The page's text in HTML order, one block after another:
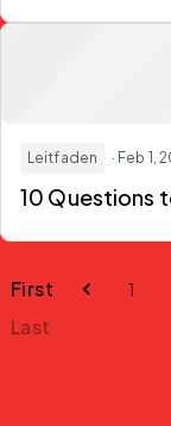
Leitfaden · Feb 1,
10 Questions
First 1
Last